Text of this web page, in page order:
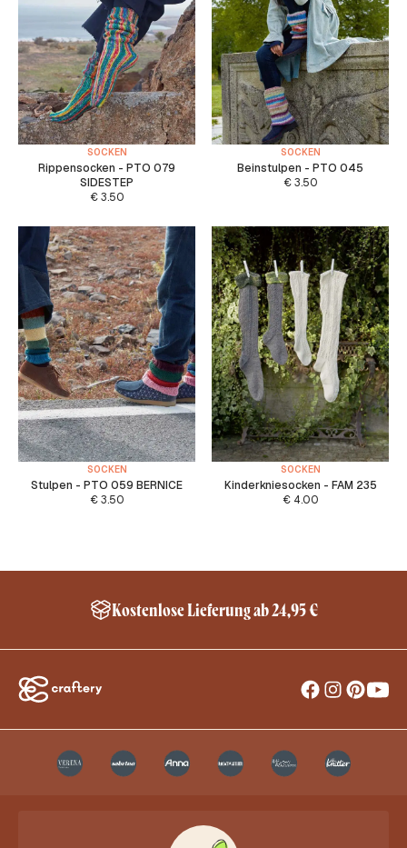
SOCKEN
Rippensocken - PTO 079
SIDESTEP
€3.50
SOCKEN
Beinstulpen - PTO 045
€3.50
SOCKEN
Stulpen - PTO 059 BERNICE
€3.50
SOCKEN
Kinderkniesocken - FAM 235
€4.00
Kostenlose Lieferung ab 24,95 €